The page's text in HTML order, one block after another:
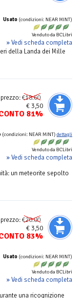
Usato (condizioni: NEAR MINT)
Venduto da BCLibri
» Vedi scheda completa
della Landa dei Mille
prezzo:€18.60
€ 3,50
81%
(condizioni: NEAR MINT) dettagli
Venduto da BCLibri
» Vedi scheda completa
un meteorite sepolto
prezzo:€20.00
€ 3,50
83%
Usato (condizioni: NEAR MINT)
Venduto da BCLibri
» Vedi scheda completa
una ricognizione